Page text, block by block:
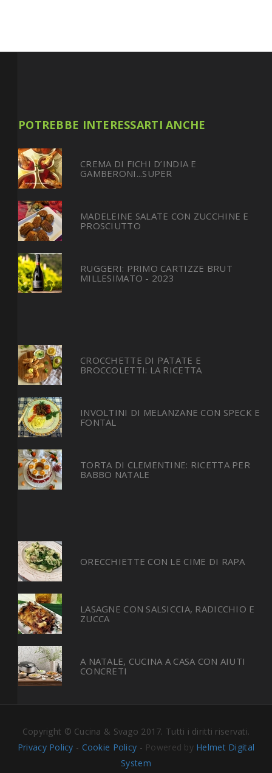
POTREBBE INTERESSARTI ANCHE
CREMA DI FICHI D’INDIA E
GAMBERONI...SUPER
MADELEINE SALATE CON ZUCCHINE E
PROSCIUTTO
RUGGERI: PRIMO CARTIZZE BRUT
MILLESIMATO - 2023
CROCCHETTE DI PATATE E
BROCCOLETTI: LA RICETTA
INVOLTINI DI MELANZANE CON SPECK E
FONTAL
TORTA DI CLEMENTINE: RICETTA PER
BABBO NATALE
ORECCHIETTE CON LE CIME DI RAPA
LASAGNE CON SALSICCIA, RADICCHIO E
ZUCCA
A NATALE, CUCINA A CASA CON AIUTI
CONCRETI
Copyright © Cucina & Svago 2017. Tutti i diritti riservati.
Privacy Policy - Cookie Policy - Powered by Helmet Digital
System